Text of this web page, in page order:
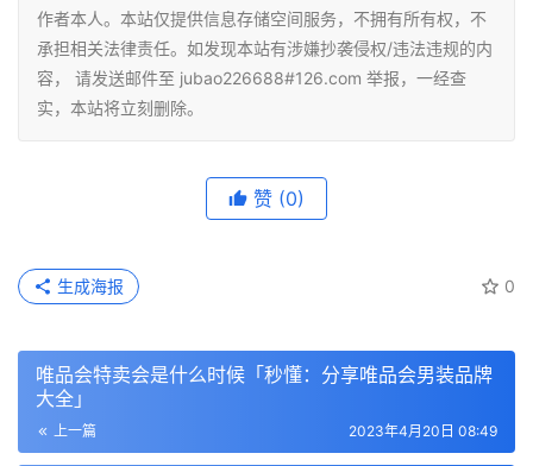
作者本人。本站仅提供信息存储空间服务，不拥有所有权，不
承担相关法律责任。如发现本站有涉嫌抄袭侵权/违法违规的内
容， 请发送邮件至 jubao226688#126.com 举报，一经查
实，本站将立刻删除。
赞 (0)
0
生成海报
唯品会特卖会是什么时候「秒懂：分享唯品会男装品牌
大全」
上一篇 2023年4月20日 08:49